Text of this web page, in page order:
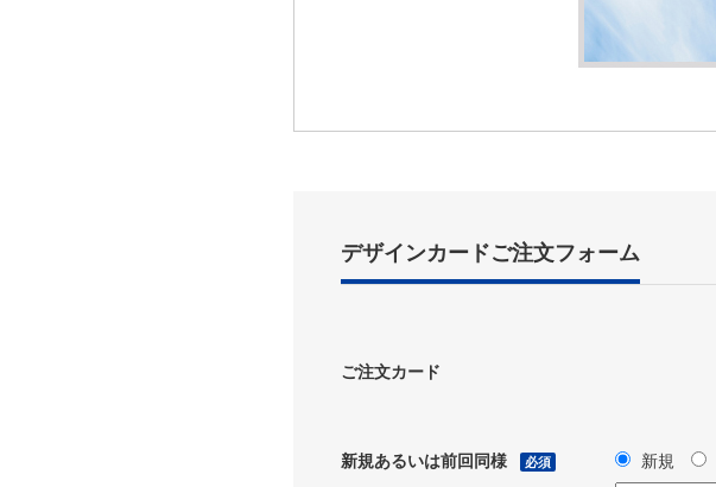
デザインカードご注文フォーム
ご注文カード
新規あるいは前回同様 必須 新規